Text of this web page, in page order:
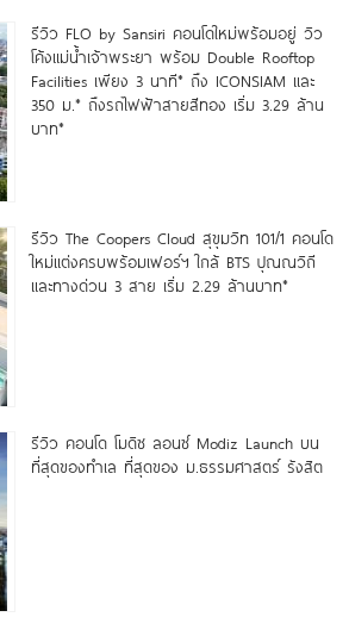
รีวิว FLO by Sansiri คอนโดใหม่พร้อมอยู่ วิว
โค้งแม่น้ำเจ้าพระยา พร้อม Double Rooftop
Facilities เพียง 3 นาที* ถึง ICONSIAM และ
350 ม.* ถึงรถไฟฟ้าสายสีทอง เริ่ม 3.29 ล้าน
บาท*
รีวิว The Coopers Cloud สุขุมวิท 101/1 คอนโด
ใหม่แต่งครบพร้อมเฟอร์ฯ ใกล้ BTS ปุณณวิถี
และทางด่วน 3 สาย เริ่ม 2.29 ล้านบาท*
รีวิว คอนโด โมดิซ ลอนซ์ Modiz Launch บน
ที่สุดของทำเล ที่สุดของ ม.ธรรมศาสตร์ รังสิต